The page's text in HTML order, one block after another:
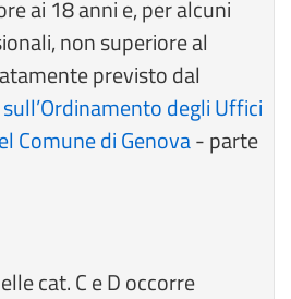
ai 18 anni e, per alcuni
non superiore al
previsto dal
degli Uffici
Comune di Genova- parte
cat. C e D occorre